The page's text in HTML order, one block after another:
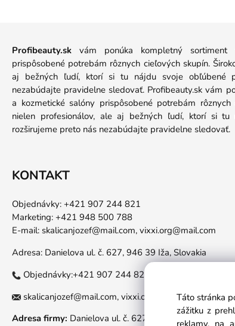
Profibeauty.sk vám ponúka kompletný sortiment
prispôsobené potrebám rôznych cieľových skupín.
aj bežných ľudí, ktorí si tu nájdu svoje obľúbené
nezabúdajte pravidelne sledovať. Profibeauty.sk vám
a kozmetické salóny prispôsobené potrebám
nielen profesionálov, ale aj bežných ľudí, ktorí si
rozširujeme preto nás nezabúdajte pravidelne sledovať.
KONTAKT
Objednávky: +421 907 244 821
Marketing: +421 948 500 788
E-mail: skalicanjozef@mail.com, vixxi.org@mail.com
Adresa: Danielova ul. č. 627, 946 39 Iža, Slovakia
Objednávky:+421 907 244 821
skalicanjozef@mail.com, vixxi.org@mail.com
Adresa firmy: Danielova ul. č. 627, 946 39 Iža, Slovakia
Táto stránka
zážitku z